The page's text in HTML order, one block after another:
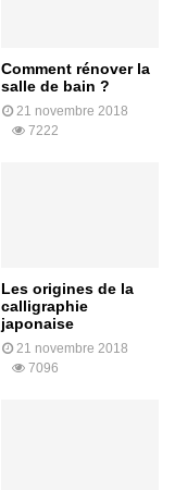
Comment rénover la
salle de bain ?
21 novembre 2018
7222
Les origines de la
calligraphie
japonaise
21 novembre 2018
7096